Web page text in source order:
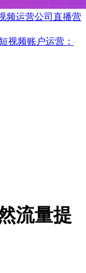
频运营公司 直播营
视频账户运营：
流量提